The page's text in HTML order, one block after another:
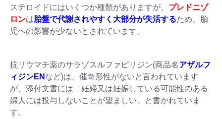
ステロイドにはいくつか種類がありますが、 プレドニゾ
ロンは胎盤で代謝されやすく大部分が失活するため、胎
児への影響が少ないとされています。
抗リウマチ薬のサラゾスルファピリジン(商品名アザルフ
ィジンEN など)は、催奇形性がないと言われています
が、添付文書には「妊婦又は妊娠している可能性のある
婦人には投与しないことが望ましい」と書かれていま
す。